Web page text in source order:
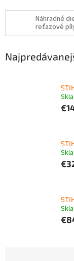
Náhradné
reťazové